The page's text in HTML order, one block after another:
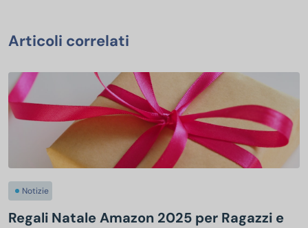
Articoli correlati
Notizie
Regali Natale Amazon 2025 per Ragazzi e